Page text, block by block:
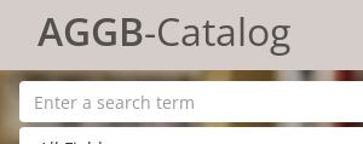
46,874
AGGB-Catalog